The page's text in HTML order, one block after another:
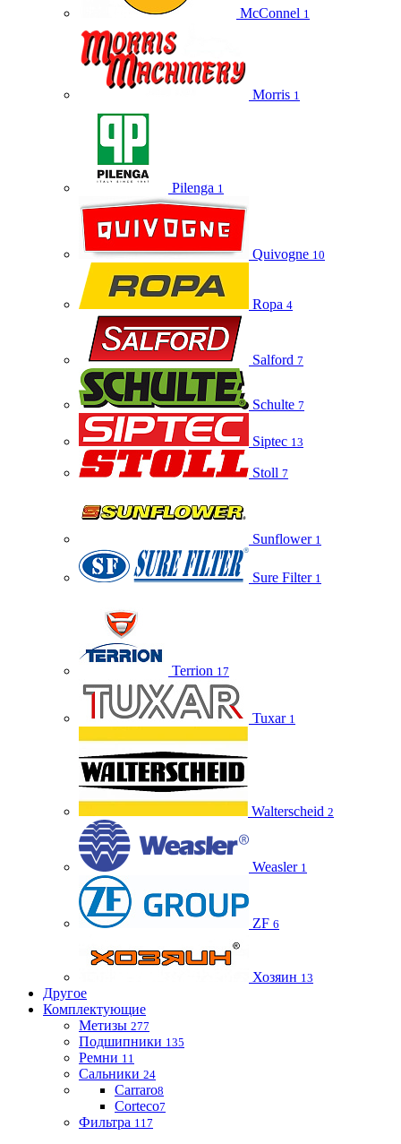
McConnel 1
Morris 1
Pilenga 1
Quivogne 10
Ropa 4
Salford 7
Schulte 7
Siptec 13
Stoll 7
Sunflower 1
Sure Filter 1
Terrion 17
Tuxar 1
Walterscheid 2
Weasler 1
ZF 6
Хозяин 13
Другое
Комплектующие
Метизы 277
Подшипники 135
Ремни 11
Сальники 24
Carraro8
Corteco7
Фильтра 117